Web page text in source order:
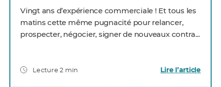
Vingt ans d’expérience commerciale ! Et tous les
matins cette même pugnacité pour relancer,
prospecter, négocier, signer de nouveaux contra...
Lecture 2 min Lire l’article